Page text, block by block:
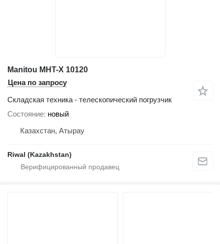
Manitou MHT-X 10120
Цена по запросу
Складская техника - телескопический погрузчик
Состояние новый
Казахстан, Атырау
Riwal (Kazakhstan)